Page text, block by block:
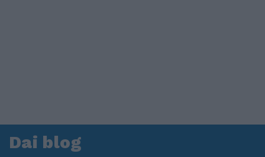
Dai blog